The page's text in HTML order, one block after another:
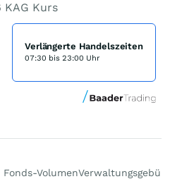
KAG Kurs
Verlängerte Handelszeiten
07:30 bis 23:00 Uhr
Fonds-Volumen